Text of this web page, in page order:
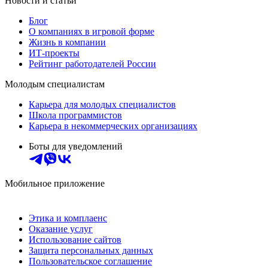
Блог
О компаниях в игровой форме
Жизнь в компании
ИТ-проекты
Рейтинг работодателей России
Молодым специалистам
Карьера для молодых специалистов
Школа программистов
Карьера в некоммерческих организациях
Боты для уведомлений
Мобильное приложение
Этика и комплаенс
Оказание услуг
Использование сайтов
Защита персональных данных
Пользовательское соглашение